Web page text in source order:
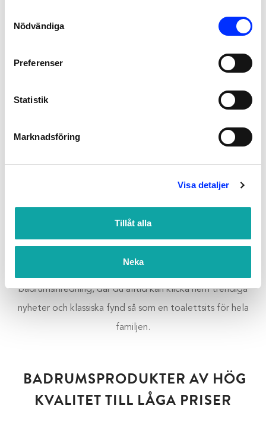
Selection
Nödvändiga
Preferenser
Statistik
Marknadsföring
Visa detaljer
Tillåt alla
Neka
BADMILJÖ – ETT NATURLIGT VAL
FÖR BADRUMSINREDNING
badrumsinredning, där du alltid kan klicka hem trendiga
nyheter och klassiska fynd så som en toalettsits för hela
familjen.
BADRUMSPRODUKTER AV HÖG
KVALITET TILL LÅGA PRISER